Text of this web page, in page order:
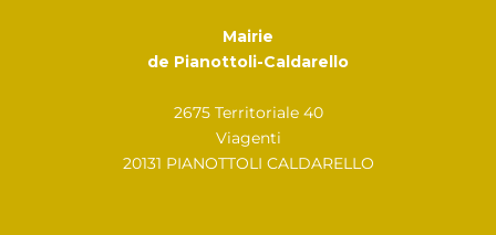
Mairie
de Pianottoli-Caldarello
2675 Territoriale 40
Viagenti
20131 PIANOTTOLI CALDARELLO